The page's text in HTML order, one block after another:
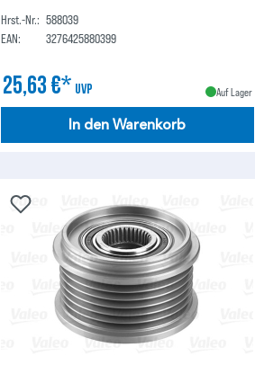
Hrst.-Nr.: 588039
EAN:
3276425880399
25,63 €* UVP Auf Lager
In den Warenkorb